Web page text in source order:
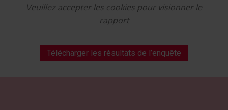
Veuillez accepter les cookies pour visionner le
rapport
Télécharger les résultats de l’enquête